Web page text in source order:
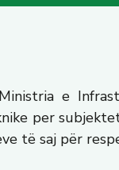
e
per
të saj për